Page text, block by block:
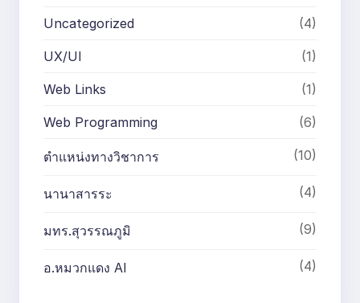
Uncategorized (4)
UX/UI (1)
Web Links (1)
Web Programming (6)
ตำแหน่งทางวิชาการ (10)
นานาสารระ (4)
มทร.สุวรรณภูมิ (9)
อ.หมวกแดง AI (4)